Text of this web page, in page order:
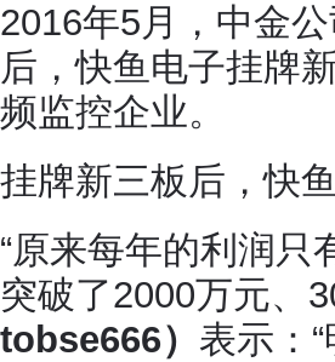
2016年5月，中金
后，快鱼电子挂牌
频监控企业。
挂牌新三板后，快
“原来每年的利润只
突破了2000万元、
tobse666） 表示：